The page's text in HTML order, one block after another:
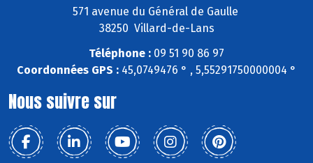
571 avenue du Général de Gaulle
38250 Villard-de-Lans
Téléphone : 09 51 90 86 97
Coordonnées GPS : 45,0749476 ° , 5,55291750000004 °
Nous suivre sur